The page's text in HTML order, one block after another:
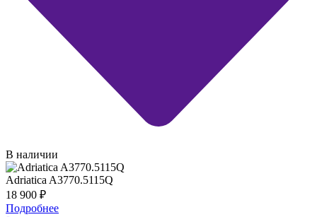
В наличии
Adriatica A3770.5115Q
18 900 ₽
Подробнее